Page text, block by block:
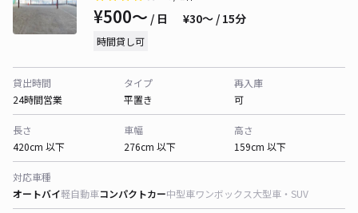
¥500〜 / 日 ¥30〜 / 15分
時間貸し可
貸出時間
24時間営業
タイプ
平置き
再入庫
可
長さ
420cm 以下
車幅
276cm 以下
高さ
159cm 以下
対応車種
オートバイ軽自動車コンパクトカー中型車ワンボックス大型車・SUV